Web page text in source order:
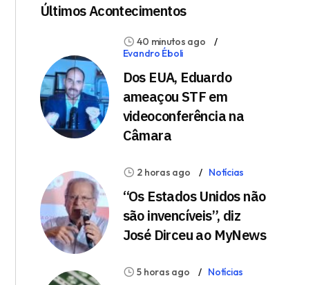
Últimos Acontecimentos
40 minutos ago
Evandro Éboli
Dos EUA, Eduardo
ameaçou STF em
videoconferência na
Câmara
2 horas ago Notícias
“Os Estados Unidos não
são invencíveis”, diz
José Dirceu ao MyNews
5 horas ago Notícias